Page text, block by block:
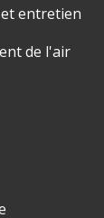
entretien
de l'air